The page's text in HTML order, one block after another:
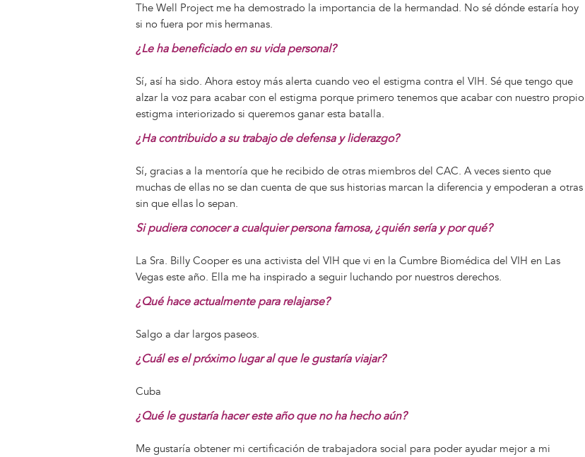
The Well Project me ha demostrado la importancia de la hermandad. No sé dónde estaría hoy
si no fuera por mis hermanas.
¿Le ha beneficiado en su vida personal?
Sí, así ha sido. Ahora estoy más alerta cuando veo el estigma contra el VIH. Sé que tengo que
alzar la voz para acabar con el estigma porque primero tenemos que acabar con nuestro propio
estigma interiorizado si queremos ganar esta batalla.
¿Ha contribuido a su trabajo de defensa y liderazgo?
Sí, gracias a la mentoría que he recibido de otras miembros del CAC. A veces siento que
muchas de ellas no se dan cuenta de que sus historias marcan la diferencia y empoderan a otras
sin que ellas lo sepan.
Si pudiera conocer a cualquier persona famosa, ¿quién sería y por qué?
La Sra. Billy Cooper es una activista del VIH que vi en la Cumbre Biomédica del VIH en Las
Vegas este año. Ella me ha inspirado a seguir luchando por nuestros derechos.
¿Qué hace actualmente para relajarse?
Salgo a dar largos paseos.
¿Cuál es el próximo lugar al que le gustaría viajar?
Cuba
¿Qué le gustaría hacer este año que no ha hecho aún?
Me gustaría obtener mi certificación de trabajadora social para poder ayudar mejor a mi